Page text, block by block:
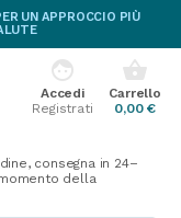
UN APPROCCIO PIÙ
shopping_basket
Carrello
0,00 €
face
Accedi
Registrati
consegna in 24–
della